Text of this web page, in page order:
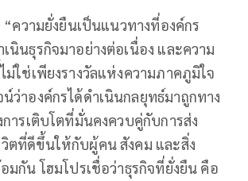
“ความยั่งยืนเป็นแนวทางที่องค์กร
นินธุรกิจมาอย่างต่อเนื่อง และความ
ม่ใช่เพียงรางวัลแห่งความภาคภูมิใจ
ว่าองค์กรได้ดำเนินกลยุทธ์มาถูกทาง
ารเติบโตที่มั่นคงควบคู่กับการส่ง
ที่ดีขึ้นให้กับผู้คน สังคม และสิ่ง
มกัน โฮมโปรเชื่อว่าธุรกิจที่ยั่งยืน คือ